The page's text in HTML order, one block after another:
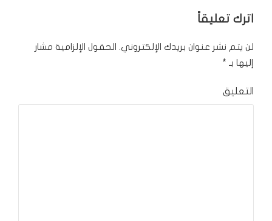
اترك تعليقاً
لن يتم نشر عنوان بريدك الإلكتروني. الحقول الإلزامية مشار
إليها بـ *
التعليق